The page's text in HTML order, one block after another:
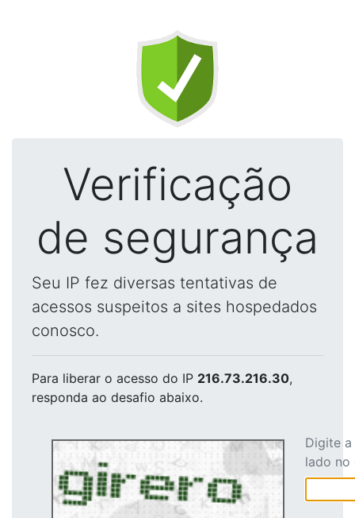
Verificação
de segurança
Seu IP fez diversas tentativas de
acessos suspeitos a sites hospedados
conosco.
Para liberar o acesso do IP 216.73.216.30,
responda ao desafio abaixo.
Digite
lado no